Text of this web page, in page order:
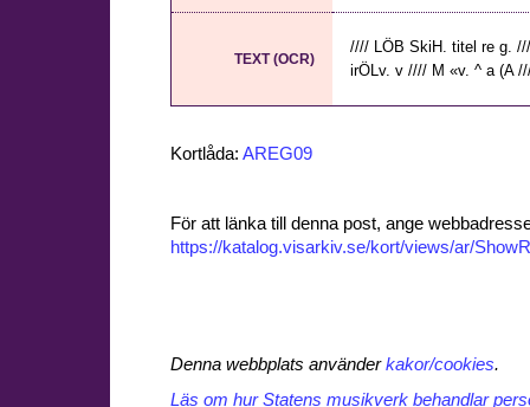
TEXT (OCR)
//// LÖB SkiH. titel re g.
irÖLv. v //// M «v. ^ a (A
Kortlåda: AREG09
För att länka till denna post, ange
https://katalog.visarkiv.se/kort/views/ar/
Denna webbplats använderkakor/cookies.
Läs om hur Statens musikverk behandlar